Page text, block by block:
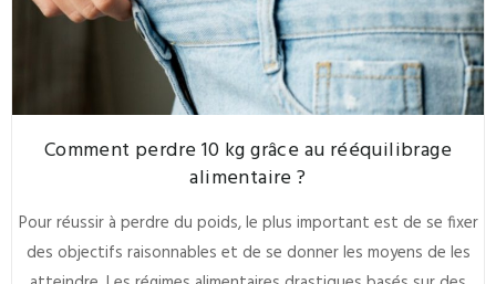
Comment perdre 10 kg grâce au rééquilibrage
alimentaire ?
Pour réussir à perdre du poids, le plus important est de se fixer
des objectifs raisonnables et de se donner les moyens de les